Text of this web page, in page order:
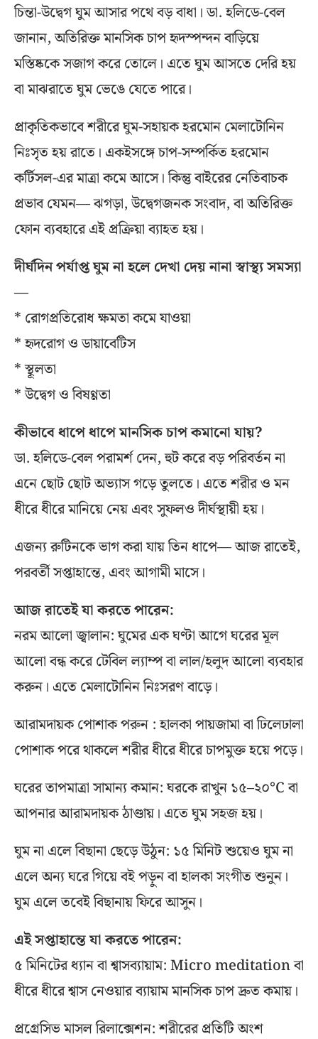
চিন্তা-উদ্বেগ ঘুম আসার পথে বড় বাধা। ডা. হলিডে-বেল
জানান, অতিরিক্ত মানসিক চাপ হৃদস্পন্দন বাড়িয়ে
মস্তিষ্ককে সজাগ করে তোলে। এতে ঘুম আসতে দেরি হয়
বা মাঝরাতে ঘুম ভেঙে যেতে পারে।
প্রাকৃতিকভাবে শরীরে ঘুম-সহায়ক হরমোন মেলাটোনিন
নিঃসৃত হয় রাতে। একইসঙ্গে চাপ-সম্পর্কিত হরমোন
কর্টিসল-এর মাত্রা কমে আসে। কিন্তু বাইরের নেতিবাচক
প্রভাব যেমন— ঝগড়া, উদ্বেগজনক সংবাদ, বা অতিরিক্ত
ফোন ব্যবহারে এই প্রক্রিয়া ব্যাহত হয়।
দীর্ঘদিন পর্যাপ্ত ঘুম না হলে দেখা দেয় নানা স্বাস্থ্য সমস্যা
—
* রোগপ্রতিরোধ ক্ষমতা কমে যাওয়া
* হৃদরোগ ও ডায়াবেটিস
* স্থূলতা
* উদ্বেগ ও বিষণ্ণতা
কীভাবে ধাপে ধাপে মানসিক চাপ কমানো যায়?
ডা. হলিডে-বেল পরামর্শ দেন, হুট করে বড় পরিবর্তন না
এনে ছোট ছোট অভ্যাস গড়ে তুলতে। এতে শরীর ও মন
ধীরে ধীরে মানিয়ে নেয় এবং সুফলও দীর্ঘস্থায়ী হয়।
এজন্য রুটিনকে ভাগ করা যায় তিন ধাপে— আজ রাতেই,
পরবর্তী সপ্তাহান্তে, এবং আগামী মাসে।
আজ রাতেই যা করতে পারেন:
নরম আলো জ্বালান: ঘুমের এক ঘণ্টা আগে ঘরের মূল
আলো বন্ধ করে টেবিল ল্যাম্প বা লাল/হলুদ আলো ব্যবহার
করুন। এতে মেলাটোনিন নিঃসরণ বাড়ে।
আরামদায়ক পোশাক পরুন : হালকা পায়জামা বা ঢিলেঢালা
পোশাক পরে থাকলে শরীর ধীরে ধীরে চাপমুক্ত হয়ে পড়ে।
ঘরের তাপমাত্রা সামান্য কমান: ঘরকে রাখুন ১৫–২০°C বা
আপনার আরামদায়ক ঠাণ্ডায়। এতে ঘুম সহজ হয়।
ঘুম না এলে বিছানা ছেড়ে উঠুন: ১৫ মিনিট শুয়েও ঘুম না
এলে অন্য ঘরে গিয়ে বই পড়ুন বা হালকা সংগীত শুনুন।
ঘুম এলে তবেই বিছানায় ফিরে আসুন।
এই সপ্তাহান্তে যা করতে পারেন:
৫ মিনিটের ধ্যান বা শ্বাসব্যায়াম: Micro meditation বা
ধীরে ধীরে শ্বাস নেওয়ার ব্যায়াম মানসিক চাপ দ্রুত কমায়।
প্রগ্রেসিভ মাসল রিলাক্সেশন: শরীরের প্রতিটি অংশ